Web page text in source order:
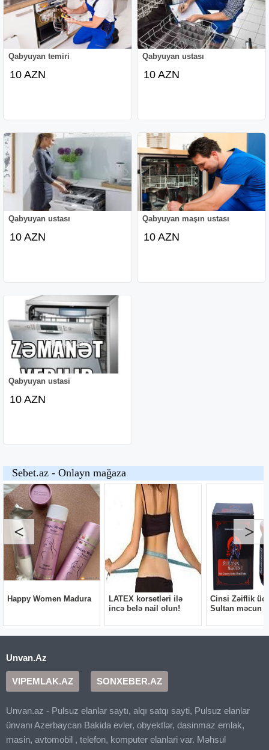
Qabyuyan temiri
10 AZN
Qabyuyan ustası
10 AZN
Qabyuyan ustası
10 AZN
Qabyuyan maşın ustası
10 AZN
Qabyuyan ustasi
10 AZN
Unvan.Az
VIPEMLAK.AZ SONXEBER.AZ
Unvan.az - Pulsuz elanlar saytı, alqı satqı sayti, Pulsuz elanlar
ünvanı Azerbaycan Bakida evler, obyektlər, dasinmaz emlak,
masin, avtomobil , telefon, komputer elanlari var. Məhsul